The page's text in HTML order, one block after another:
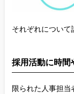
それぞれについて
採用活動に時間
限られた人事担当